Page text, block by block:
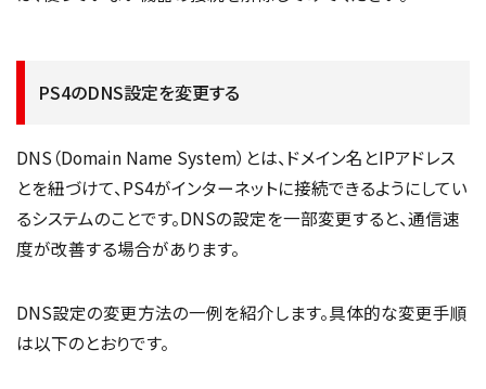
PS4のDNS設定を変更する
DNS（Domain Name System）とは、ドメイン名とIPアドレス
とを紐づけて、PS4がインターネットに接続できるようにしてい
るシステムのことです。DNSの設定を一部変更すると、通信速
度が改善する場合があります。
DNS設定の変更方法の一例を紹介します。具体的な変更手順
は以下のとおりです。